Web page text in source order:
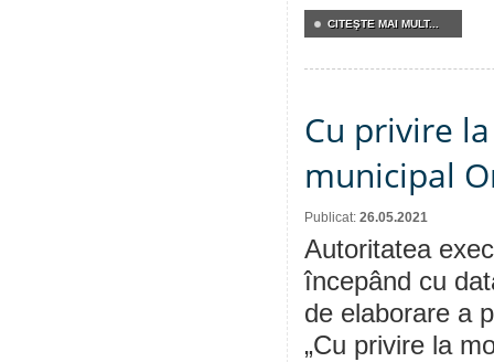
CITEŞTE MAI MULT...
Cu privire
municipal
Publicat: 26.05.2021
Autoritatea
începând cu
de elaborare a
„Cu privire la